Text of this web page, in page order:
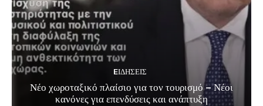
EΙΔΗΣΕΙΣ
Νέο χωροταξικό πλαίσιο για τον τουρισμό – Νέοι
κανόνες για επενδύσεις και ανάπτυξη